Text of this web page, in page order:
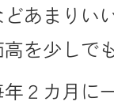
あまりい
を少しで
２カ月に